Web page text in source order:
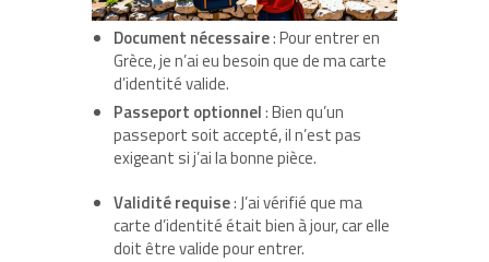
Document nécessaire: Pour entrer en
Grèce, je n’ai eu besoin que de ma carte
d’identité valide.
Passeport optionnel: Bien qu’un
passeport soit accepté, il n’est pas
exigeant si j’ai la bonne pièce.
Validité requise: J’ai vérifié que ma
carte d’identité était bien à jour, car elle
doit être valide pour entrer.